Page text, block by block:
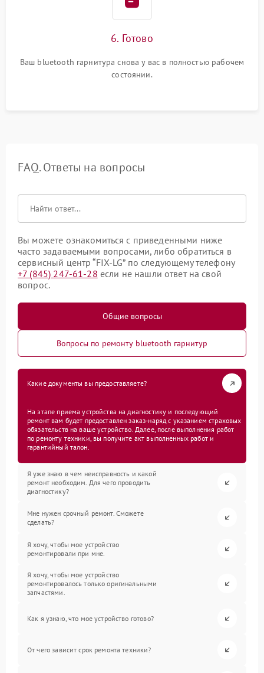
6. Готово
Ваш bluetooth гарнитура снова у вас в полностью рабочем
состоянии.
FAQ. Ответы на вопросы
Вы можете ознакомиться с приведенными ниже
часто задаваемыми вопросами, либо обратиться в
сервисный центр “FIX-LG” по следующему телефону
+7 (845) 247-61-28 если не нашли ответ на свой
вопрос.
Общие вопросы
Вопросы по ремонту bluetooth гарнитур
Какие документы вы предоставляете?
На этапе приема устройства на диагностику и последующий
ремонт вам будет предоставлен заказ-наряд с указанием страховых
обязательств на ваше устройство. Далее, после выполнения работ
по ремонту техники, вы получите акт выполненных работ и
гарантийный талон.
Я уже знаю в чем неисправность и какой
ремонт необходим. Для чего проводить
диагностику?
Мне нужен срочный ремонт. Сможете
сделать?
Я хочу, чтобы мое устройство
ремонтировали при мне.
Я хочу, чтобы мое устройство
ремонтировалось только оригинальными
запчастями.
Как я узнаю, что мое устройство готово?
От чего зависит срок ремонта техники?